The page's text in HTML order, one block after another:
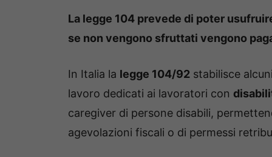
La legge 104 prevede di poter
se non vengono sfruttati vengono
In Italia la legge 104/92 stabilisce
lavoro dedicati ai lavoratori con
caregiver di persone disabili,
agevolazioni fiscali o di permessi